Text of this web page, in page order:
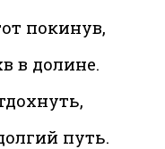
покинув,
в долине.
путь.